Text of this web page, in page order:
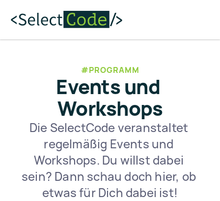
#PROGRAMM
Events und
Workshops
Die SelectCode veranstaltet
regelmäßig Events und
Workshops. Du willst dabei
sein? Dann schau doch hier, ob
etwas für Dich dabei ist!